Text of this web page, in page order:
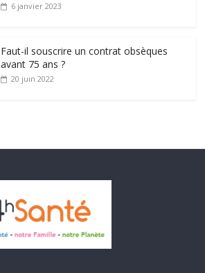
6 janvier 2023
Faut-il souscrire un contrat obsèques
avant 75 ans ?
20 juin 2022